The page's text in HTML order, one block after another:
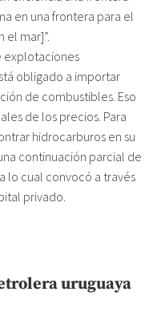
en una frontera para el
el mar]”.
explotaciones
obligado a importar
de combustibles. Eso
de los precios. Para
hidrocarburos en su
continuación parcial de
lo cual convocó a través
privado.
uruguaya